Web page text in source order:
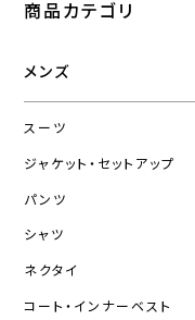
商品カテゴリ
メンズ
スーツ
ジャケット・セットアップ
パンツ
シャツ
ネクタイ
コート・インナーベスト